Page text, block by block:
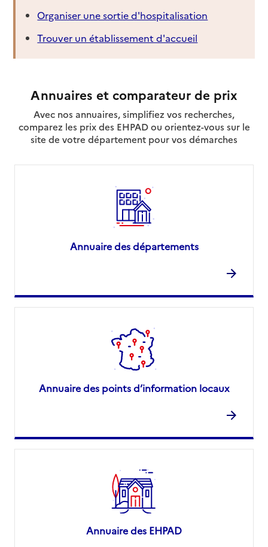
Organiser une sortie d'hospitalisation
Trouver un établissement d'accueil
Annuaires et comparateur de prix
Avec nos annuaires, simplifiez vos recherches,
comparez les prix des EHPAD ou orientez-vous sur le
site de votre département pour vos démarches
Annuaire des départements
Annuaire des points d’information locaux
Annuaire des EHPAD